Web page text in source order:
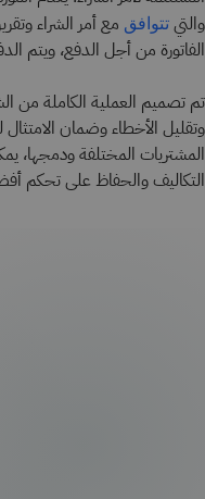
والتي تتوافق مع أمر الشراء
الفاتورة من أجل الدفع، ويتم
وتقليل الأخطاء وضمان
المشتريات المختلفة
التكاليف والحفاظ على تحكم